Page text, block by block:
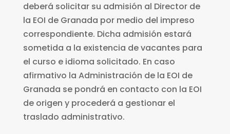
deberá solicitar su admisión al Director de
la EOI de Granada por medio del impreso
correspondiente. Dicha admisión estará
sometida a la existencia de vacantes para
el curso e idioma solicitado. En caso
afirmativo la Administración de la EOI de
Granada se pondrá en contacto con la EOI
de origen y procederá a gestionar el
traslado administrativo.